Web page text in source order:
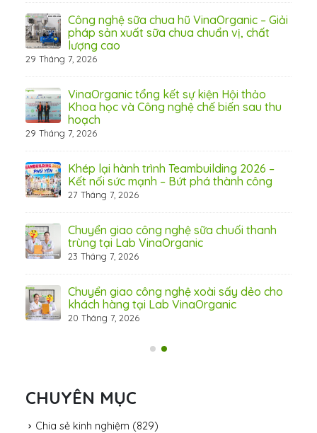
Công nghệ sữa chua hũ VinaOrganic – Giải
pháp sản xuất sữa chua chuẩn vị, chất
lượng cao
29 Tháng 7, 2026
VinaOrganic tổng kết sự kiện Hội thảo
Khoa học và Công nghệ chế biến sau thu
hoạch
29 Tháng 7, 2026
Khép lại hành trình Teambuilding 2026 –
Kết nối sức mạnh – Bứt phá thành công
27 Tháng 7, 2026
Chuyển giao công nghệ sữa chuối thanh
trùng tại Lab VinaOrganic
23 Tháng 7, 2026
Chuyển giao công nghệ xoài sấy dẻo cho
khách hàng tại Lab VinaOrganic
20 Tháng 7, 2026
CHUYÊN MỤC
Chia sẻ kinh nghiệm (829)